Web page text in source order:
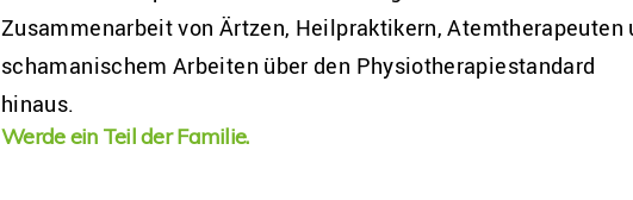
Zusammenarbeit von Ärtzen, Heilpraktikern, Atemtherapeuten
schamanischem Arbeiten über den Physiotherapiestandard
hinaus.
Werde ein Teil der Familie.